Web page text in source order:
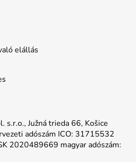
elállás
s.r.o., Južná trieda 66, Košice
adószám ICO: 31715532
2020489669 magyar adószám: